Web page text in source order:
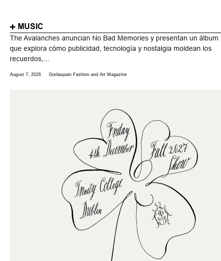
MUSIC
The Avalanches anuncian No Bad Memories y presentan un álbum
que explora cómo publicidad, tecnología y nostalgia moldean los
recuerdos,...
August 7, 2026 Gorilaspain Fashion and Art Magazine